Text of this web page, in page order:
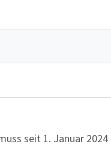
seit 1. Januar